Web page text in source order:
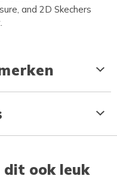
and 2D Skechers
dit ook leuk